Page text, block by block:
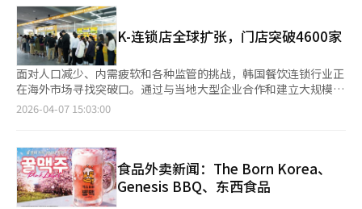
库存迅速售罄。Pulmuone计划本月起扩大生产设施，将产量提高
至原来的五倍。业内人士认为，Pulmuone在豆类加工食品领域的
原料竞争力和品牌信任度是其销售增长的关键因素。消费者在线上
关注原液含量和原料构成，线下则通过品尝后增加复购。
Pulmuone食品表示，将扩大销售网络至大型超市和便利店，以增
加消费者接触点。农心在俄设立法人，进军欧亚拉面市场农心宣布
将于6月在俄罗斯莫斯科设立销售法人“农心俄罗斯”，这是继去
年3月在荷兰设立欧洲法人后的又一重要布局，旨在覆盖包括俄罗
Euromonitor的数据，预计到2030年，俄罗斯拉面市场将以年均
10%的速度增长，达到约10.5亿美元。农心计划通过差异化的高端
产品策略，主打辛拉面、Neoguri和泡菜拉面等，进军200卢布以
上的高端市场。俄罗斯法人将以莫斯科为基地，优先开拓经济实力
K-连锁店全球扩张，门店突破4600家
面对人口减少、内需疲软和各种监管的挑战，韩国餐饮连锁行业正
在海外市场寻找突破口。通过与当地大型企业合作和建立大规模生
产基础设施，韩国餐饮品牌加速全球扩张。过去主要集中在东南亚
韩国餐饮品牌已在56个国家开设了4644家门店。美国以1106家门
店占据最大份额，比2020年翻了一番。韩国三大鸡肉连锁品牌的
海外扩张也在加速。Genesis BBQ集团在57个国家运营700多家门
店，最近在洪都拉斯和哥伦比亚开设了南美首家店。bhc在8个国
2026-04-07 15:03:00
食品外卖新闻：The Born Korea、
Genesis BBQ、东西食品